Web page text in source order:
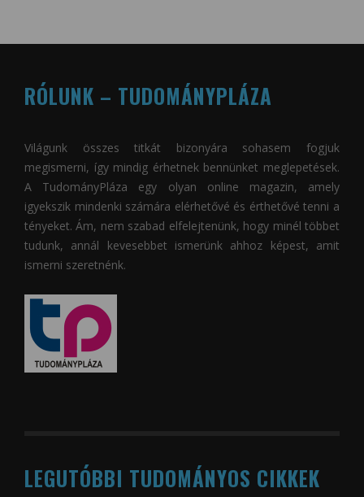
RÓLUNK – TUDOMÁNYPLÁZA
Világunk összes titkát bizonyára sohasem fogjuk
megismerni, így mindig érhetnek bennünket meglepetések.
A TudományPláza egy olyan online magazin, amely
igyekszik mindenki számára elérhetővé és érthetővé tenni a
tényeket. Ám, nem szabad elfelejtenünk, hogy minél többet
tudunk, annál kevesebbet ismerünk ahhoz képest, amit
ismerni szeretnénk.
LEGUTÓBBI TUDOMÁNYOS CIKKEK